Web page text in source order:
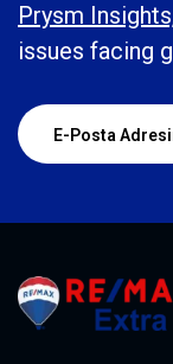
Prysm
issues facing